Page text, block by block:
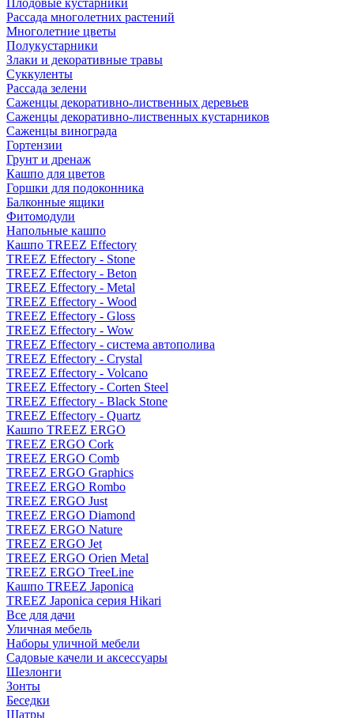
Плодовые кустарники
Рассада многолетних растений
Многолетние цветы
Полукустарники
Злаки и декоративные травы
Суккуленты
Рассада зелени
Саженцы декоративно-лиственных деревьев
Саженцы декоративно-лиственных кустарников
Саженцы винограда
Гортензии
Грунт и дренаж
Кашпо для цветов
Горшки для подоконника
Балконные ящики
Фитомодули
Напольные кашпо
Кашпо TREEZ Effectory
TREEZ Effectory - Stone
TREEZ Effectory - Beton
TREEZ Effectory - Metal
TREEZ Effectory - Wood
TREEZ Effectory - Gloss
TREEZ Effectory - Wow
TREEZ Effectory - система автополива
TREEZ Effectory - Crystal
TREEZ Effectory - Volcano
TREEZ Effectory - Corten Steel
TREEZ Effectory - Black Stone
TREEZ Effectory - Quartz
Кашпо TREEZ ERGO
TREEZ ERGO Cork
TREEZ ERGO Comb
TREEZ ERGO Graphics
TREEZ ERGO Rombo
TREEZ ERGO Just
TREEZ ERGO Diamond
TREEZ ERGO Nature
TREEZ ERGO Jet
TREEZ ERGO Orien Metal
TREEZ ERGO TreeLine
Кашпо TREEZ Japonica
TREEZ Japonica серия Hikari
Все для дачи
Уличная мебель
Наборы уличной мебели
Садовые качели и аксессуары
Шезлонги
Зонты
Беседки
Шатры